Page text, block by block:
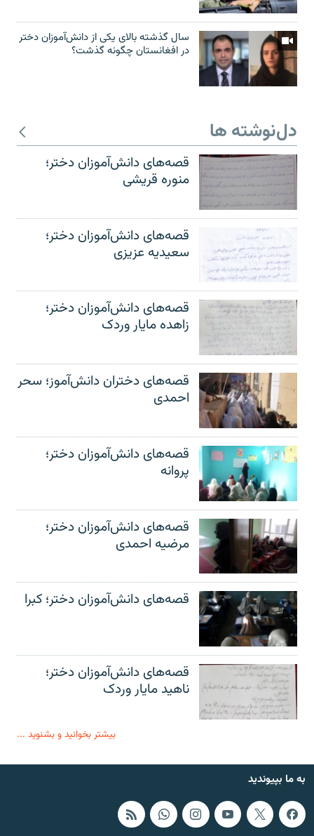
سال گذشته بالای یکی از دانش‌آموزان دختر
در افغانستان چگونه گذشت؟
دل‌نوشته ها
قصه‌های دانش‌آموزان دختر؛
منوره قریشی
قصه‌های دانش‌آموزان دختر؛
سعیدیه عزیزی
قصه‌های دانش‌آموزان دختر؛
زاهده مایار وردک
قصه‌های دختران دانش‌آموز؛ سحر
احمدی
قصه‌های دانش‌آموزان دختر؛
پروانه
قصه‌های دانش‌آموزان دختر؛
مرضیه احمدی
قصه‌های دانش‌آموزان دختر؛ کبرا
قصه‌های دانش‌آموزان دختر؛
ناهید مایار وردک
بیشتر بخوانید و بشنوید ...
به ما بپیوندید